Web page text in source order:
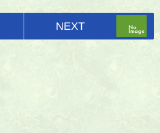
NEXT